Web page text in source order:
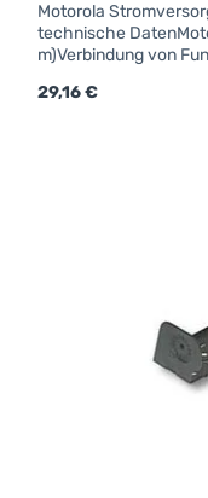
Motorola
technische
m)Verbindung von
Regulärer Preis:
29,16 €